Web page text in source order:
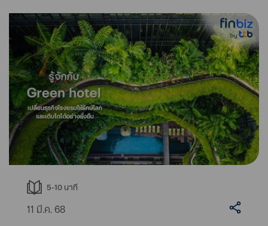
5-10 นาที
11 มี.ค. 68